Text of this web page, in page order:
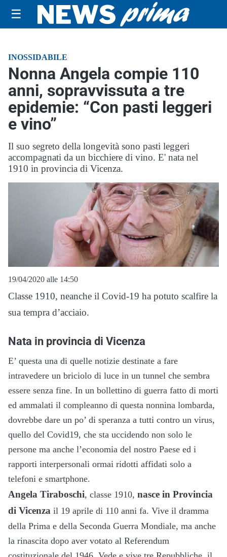
☰
INOSSIDABILE
Nonna Angela compie 110
anni, sopravvissuta a tre
epidemie: “Con pasti leggeri
e vino”
Il suo segreto della longevità sono pasti leggeri
accompagnati da un bicchiere di vino. E' nata nel
1910 in provincia di Vicenza.
19/04/2020 alle 14:50
Classe 1910, neanche il Covid-19 ha potuto scalfire la
sua tempra d’acciaio.
Nata in provincia di Vicenza
E’ questa una di quelle notizie destinate a fare
intravedere un briciolo di luce in un tunnel che sembra
essere senza fine. In un bollettino di guerra fatto di morti
ed ammalati il compleanno di questa nonnina lombarda,
dovrebbe dare un po’ di speranza a tutti contro un virus,
quello del Covid19, che sta uccidendo non solo le
persone ma anche l’economia del nostro Paese ed i
rapporti interpersonali ormai ridotti affidati solo a
telefoni e smartphone.
Angela Tiraboschi, classe 1910, nasce in Provincia
di Vicenza il 19 aprile di 110 anni fa. Vive il dramma
della Prima e della Seconda Guerra Mondiale, ma anche
la rinascita dopo aver votato al Referendum